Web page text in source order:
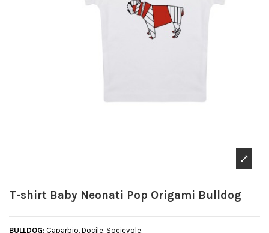
T-shirt Baby Neonati Pop Origami Bulldog
BULLDOG: Caparbio, Docile, Socievole.